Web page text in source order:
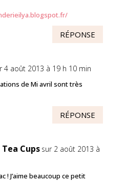
RÉPONSE
4 août 2013 à 19 h 10 min
de Mi avril sont très
RÉPONSE
Cups sur 2 août 2013 à
! J’aime beaucoup ce petit